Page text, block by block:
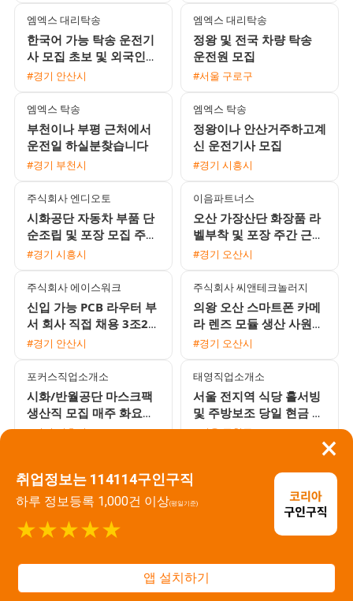
×
취업정보는 114114구인구직
하루 정보등록 1,000건 이상(평일기준)
★★★★★
앱 설치하기
엠엑스 대리탁송
한국어 가능 탁송 운전기
사 모집 초보 및 외국인
환영
#경기 안산시
엠엑스 대리탁송
정왕 및 전국 차량 탁송
운전원 모집
#서울 구로구
엠엑스 탁송
부천이나 부평 근처에서
운전일 하실분찾습니다
#경기 부천시
엠엑스 탁송
정왕이나 안산거주하고계
신 운전기사 모집
#경기 시흥시
주식회사 엔디오토
시화공단 자동차 부품 단
순조립 및 포장 모집 주간
고정 주야교대 선택 가능
#경기 시흥시
이음파트너스
오산 가장산단 화장품 라
벨부착 및 포장 주간 근무
자 모집 (상여금 50% 및
#경기 오산시
주식회사 에이스워크
신입 가능 PCB 라우터 부
서 회사 직접 채용 3조2교
대 모집
#경기 안산시
주식회사 씨앤테크놀러지
의왕 오산 스마트폰 카메
라 렌즈 모듈 생산 사원
모집 주야2교대 및 주간
#경기 오산시
포커스직업소개소
시화/반월공단 마스크팩
생산직 모집 매주 화요일
주급 지급 및 통근버스 운
#경기 시흥시
태영직업소개소
서울 전지역 식당 홀서빙
및 주방보조 당일 현금 지
급 채용
#서울 금천구
통근버스 운행 및 우수한
복지, 자동차부품 회사 쇼
트팀 주야교대 남성 사원
급구
#경기 시흥시
시화공단 정왕동 아웃소
싱 파견사무실 관리자 채
화성 정남면 자동차부품
CNC MCT 생산직 채용
화성 정남 쾌적한 환경의
자동차부품 CNC MCT 생